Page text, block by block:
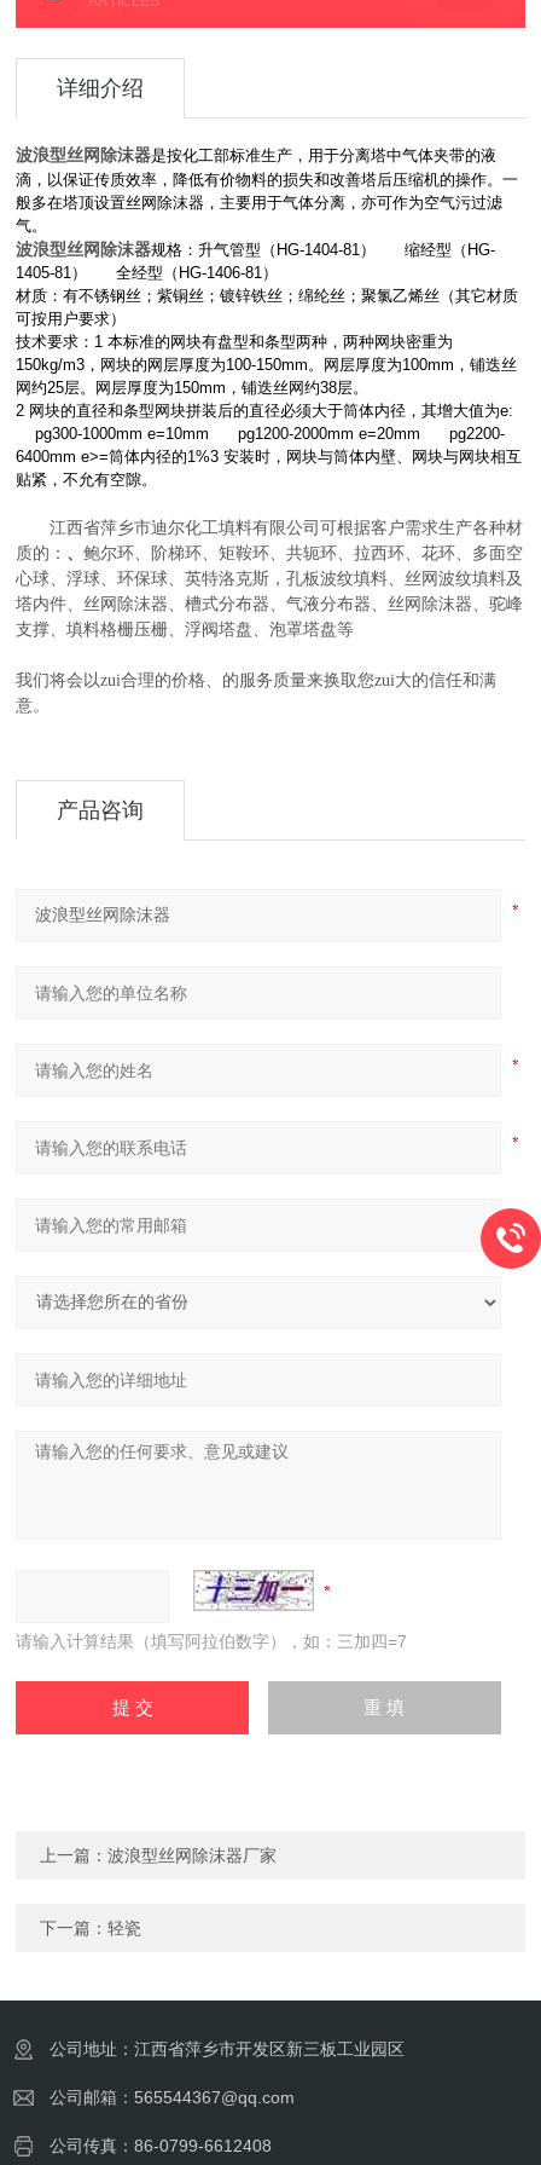
详细介绍
波浪型丝网除沫器是按化工部标准生产，用于分离塔中气体夹带的液
滴，以保证传质效率，降低有价物料的损失和改善塔后压缩机的操作。一
般多在塔顶设置丝网除沫器，主要用于气体分离，亦可作为空气污过滤
气。
波浪型丝网除沫器规格：升气管型（ HG-1404-81） 缩经型（ HG-
1405-81） 全经型（ HG-1406-81）
材质：有不锈钢丝；紫铜丝；镀锌铁丝；绵纶丝；聚氯乙烯丝（其它材质
可按用户要求）
技术要求： 1本标准的网块有盘型和条型两种，两种网块密重为
150kg/m3 ，网块的网层厚度为100-150mm。网层厚度为100mm ，铺迭丝
网约25层。网层厚度为150mm ，铺迭丝网约38层。
2 网块的直径和条型网块拼装后的直径必须大于筒体内径，其增大值为e:
pg300-1000mm e=10mm pg1200-2000mm e=20mm pg2200-
6400mm e>=筒体内径的1%3安装时，网块与筒体内壁、网块与网块相互
贴紧，不允有空隙。
江西省萍乡市迪尔化工填料有限公司可根据客户需求生产各种材
质的： 、鲍尔环、阶梯环、矩鞍环、共轭环、拉西环、花环、多面空
心球、浮球、环保球、英特洛克斯，孔板波纹填料、丝网波纹填料及
塔内件、丝网除沫器、槽式分布器、气液分布器、丝网除沫器、驼峰
支撑、填料格栅压栅、浮阀塔盘、泡罩塔盘等
我们将会以zui合理的价格、的服务质量来换取您zui大的信任和满
意。
产品咨询
请输入计算结果（填写阿拉伯数字），如：三加四=7
上一篇：波浪型丝网除沫器厂家
下一篇：轻瓷
公司地址：江西省萍乡市开发区新三板工业园区
公司邮箱：565544367@qq.com
公司传真：86-0799-6612408